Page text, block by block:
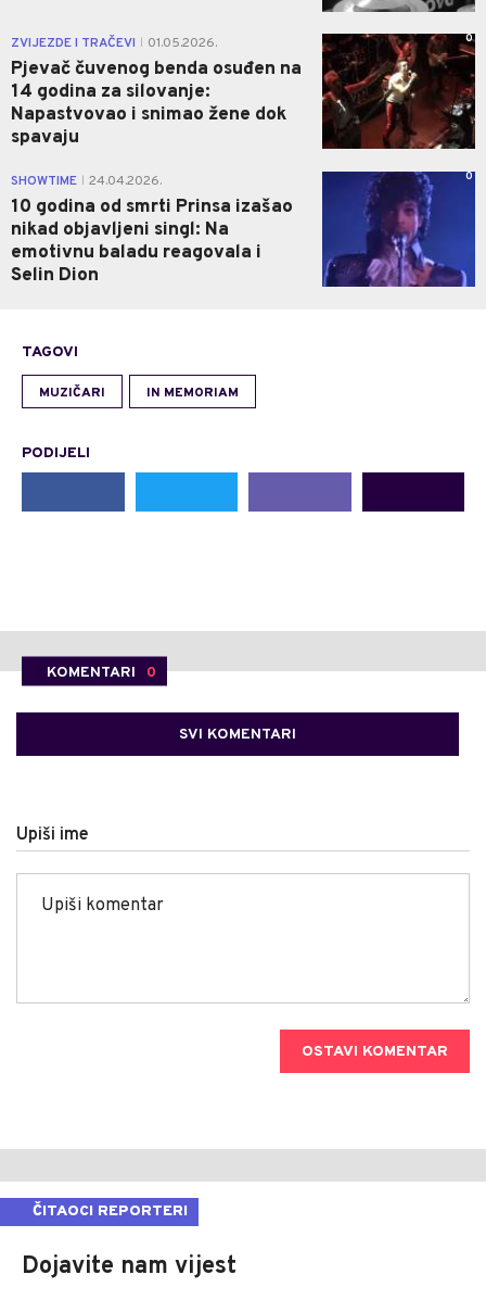
ZVIJEZDE I TRAČEVI 01.05.2026.
Pjevač čuvenog benda osuđen na
14 godina za silovanje:
Napastvovao i snimao žene dok
spavaju
0
SHOWTIME 24.04.2026.
10 godina od smrti Prinsa izašao
nikad objavljeni singl: Na
emotivnu baladu reagovala i
Selin Dion
0
TAGOVI
MUZIČARI IN MEMORIAM
PODIJELI
KOMENTARI 0
SVI KOMENTARI
Upiši ime
OSTAVI KOMENTAR
ČITAOCI REPORTERI
Dojavite nam vijest